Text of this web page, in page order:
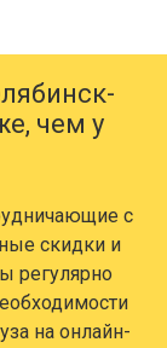
чем у
с
скидки и
регулярно
на онлайн-